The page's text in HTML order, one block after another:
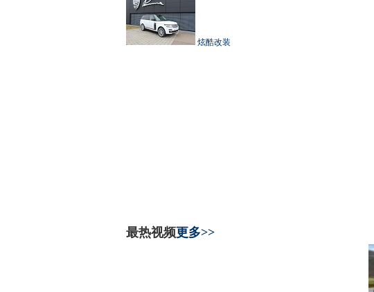
炫酷改装
最热视频更多>>